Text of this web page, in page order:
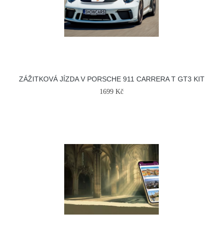
ZÁŽITKOVÁ JÍZDA V PORSCHE 911 CARRERA T GT3 KIT
1699 Kč